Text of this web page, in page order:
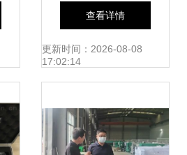
检测仪器批发市场
现状 解读技术优势
查看详情
更新时间：2026-08-08
17:02:14